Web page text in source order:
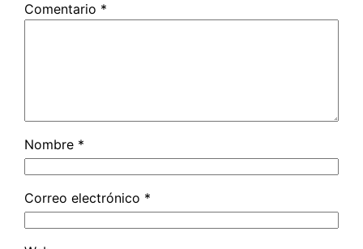
Comentario *
Nombre *
Correo electrónico *